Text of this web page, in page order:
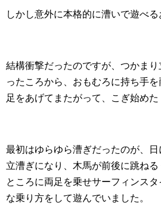
しかし意外に本格的に漕いで遊べる
結構衝撃だったのですが、つかま
ったころから、おもむろに持ち手
足をあげてまたがって、こぎ始めた
最初はゆらゆら漕ぎだったのが、日
立漕ぎになり、木馬が前後に跳ね
ところに両足を乗せサーフィンス
な乗り方をして遊んでいました。